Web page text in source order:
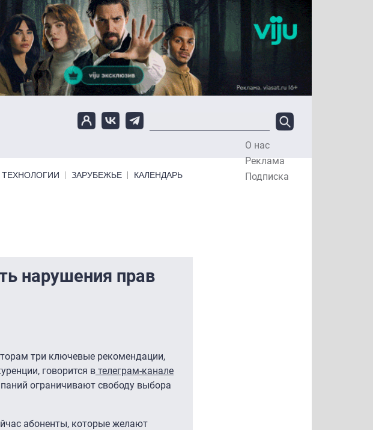
О нас
Реклама
Подписка
ТЕХНОЛОГИИ ЗАРУБЕЖЬЕ КАЛЕНДАРЬ
нарушения прав
три ключевые рекомендации,
говорится в телеграм-канале
ограничивают свободу выбора
абоненты, которые желают